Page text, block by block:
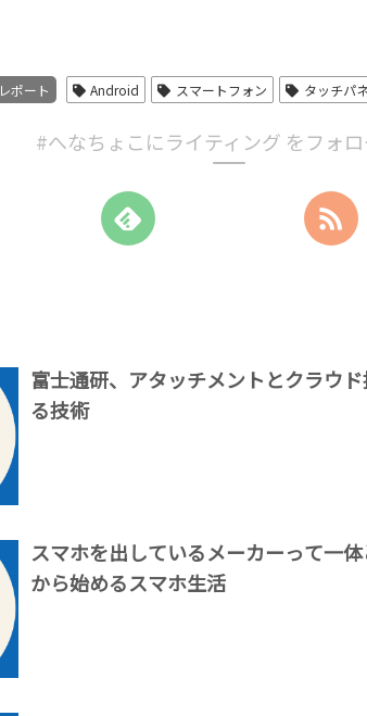
レポート Android スマートフォン タッチパ
#へなちょこにライティング をフォ
富士通研、アタッチメントとクラウ
る技術
スマホを出しているメーカーって一
から始めるスマホ生活